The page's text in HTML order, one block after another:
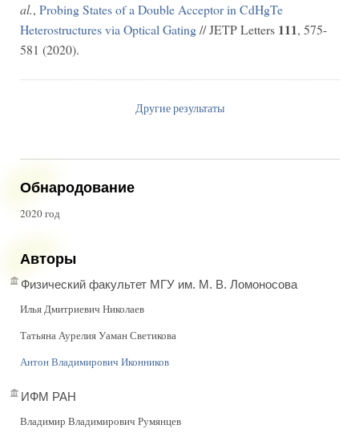
al., Probing States of a Double Acceptor in CdHgTe
Heterostructures via Optical Gating// JETP Letters 111, 575-
581 (2020).
Другие результаты
Обнародование
2020 год
Авторы
Физический факультет МГУ им. М. В. Ломоносова
Илья Дмитриевич Николаев
Татьяна Аурелия Уаман Светикова
Антон Владимирович Иконников
ИФМ РАН
Владимир Владимирович Румянцев